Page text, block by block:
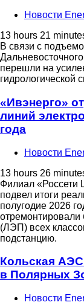
Новости
13 hours 21
В связи с
перешли на
гидрологической
«Ивэнерго»
линий
года
Новости
13 hours 26
Филиал
подвел итоги
полугодие 2026
отремонтировали
(ЛЭП) всех
подстанцию.
Кольская
в Полярных
Новости